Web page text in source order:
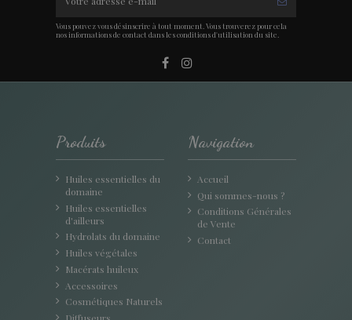
Vous pouvez vous désinscrire à tout moment. Vous trouverez pour cela
nos informations de contact dans les conditions d'utilisation du site.
Produits
Huiles essentielles du
domaine
Huiles essentielles
d'ailleurs
Hydrolats du domaine
Huiles végétales
Macérats huileux
Accessoires
Cosmétiques Naturels
Navigation
Accueil
Qui sommes-nous ?
Conditions Générales
de Vente
Contact